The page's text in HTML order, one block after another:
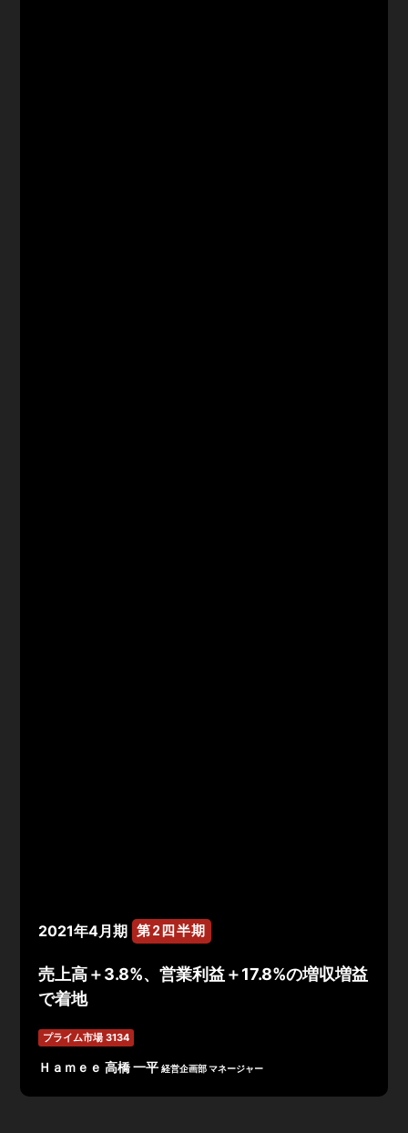
2021年4月期 第2四半期
売上高＋3.8%、営業利益＋17.8%の増収増益
で着地
プライム市場 3134
Ｈａｍｅｅ 高橋 一平経営企画部 マネージャー